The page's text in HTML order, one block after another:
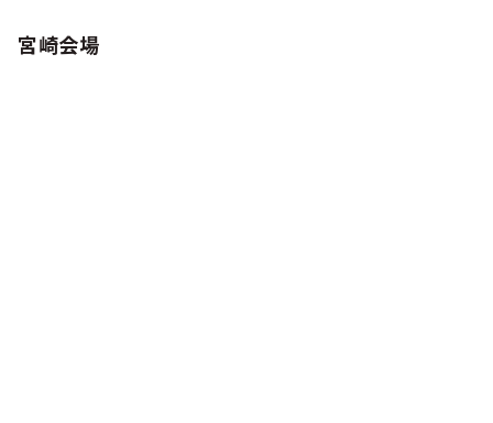
宮崎会場